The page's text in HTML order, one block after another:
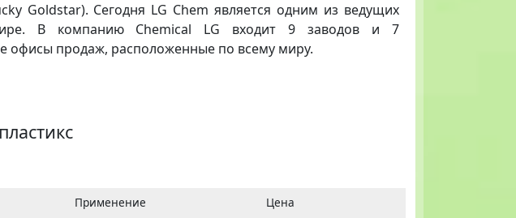
Goldstar). Сегодня LG Chem является одним из ведущих
В компанию Chemical LG входит 9 заводов и 7
офисы продаж, расположенные по всему миру.
Применение Цена